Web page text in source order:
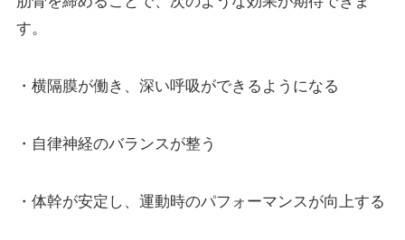
す。
・横隔膜が働き、深い呼吸ができるようになる
・自律神経のバランスが整う
・体幹が安定し、運動時のパフォーマンスが向上する